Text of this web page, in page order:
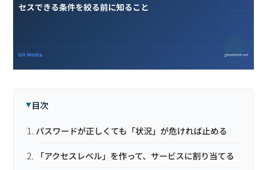
目次
パスワードが正しくても「状況」が危ければ止める
「アクセスレベル」を作って、サービスに割り当てる